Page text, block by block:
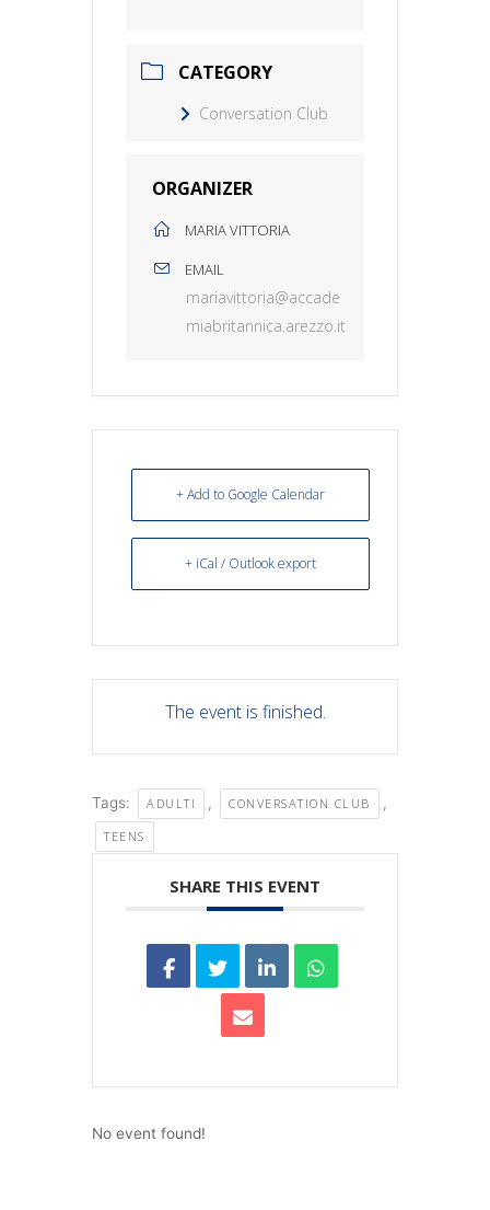
CATEGORY
Conversation Club
ORGANIZER
MARIA VITTORIA
EMAIL
mariavittoria@accade
miabritannica.arezzo.it
+ Add to Google Calendar
+ iCal / Outlook export
The event is finished.
Tags: ADULTI , CONVERSATION CLUB ,
TEENS
SHARE THIS EVENT
No event found!